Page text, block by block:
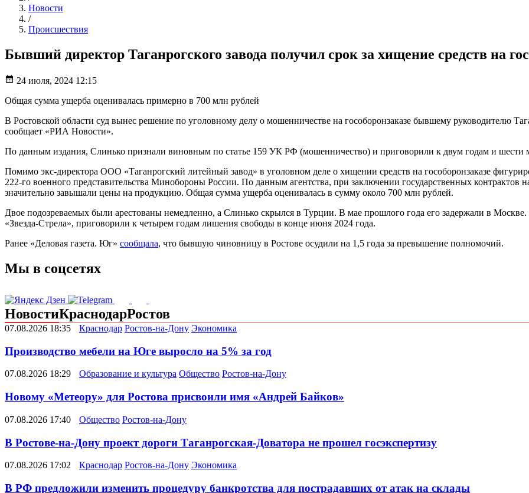
Новости
/
Происшествия
Бывший директор Таганрогского завода получил срок за хищение средств на
24 июля, 2024 12:15
Общая сумма ущерба оценивалась примерно в 700 млн рублей
В Ростовской области суд вынес решение по уголовному делу о мошенничестве на гособоронзаказе бывшему руководителю
сообщает «РИА Новости».
По данным издания, Слинько признали виновным по статье 159 УК РФ (мошенничество) и приговорили к двум годам и шести
Помимо экс-директора ООО «Таганрогский литейный завод» в уголовном деле о хищении средств на гособоронзаказе
222-го военного представительства Минобороны России. По данным агентства, при заключении государственных контрактов
значительно завышали цены на продукцию. Общая сумма ущерба оценивалась в сумму около 700 млн рублей.
Двое подозреваемых были арестованы немедленно, а Слинько скрылся в Турции. В мае прошлого года его задержали в
«Звезда-Стрела», приговорили к четырем годам лишения свободы в конце июня 2024 года.
Ранее «Деловая газета. Юг» сообщала, что бывшую чиновницу в Ростове осудили на 1,5 года за превышение полномочий.
Мы в соцсетях
НовостиКраснодарРостов
07.08.2026 18:35 Краснодар Ростов-на-Дону Экономика
Производство мебели на Юге выросло на 5% за год
07.08.2026 18:29 Образование и культура Общество Ростов-на-Дону
Новому «Метеору» для Ростова присвоили имя «Андрей Байков»
07.08.2026 17:40 Общество Ростов-на-Дону
В Ростове-на-Дону проект дороги Таганрогская-Доватора не прошел госэкспертизу
07.08.2026 17:02 Краснодар Ростов-на-Дону Экономика
В РФ предложили изменить процедуру банкротства для пострадавших от атак на склады